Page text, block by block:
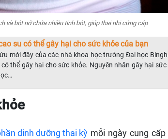
và bột nở chứa nhiều tinh bột, giúp thai nhi cứng cáp
su có thể gây hại cho sức khỏe của bạn
mới đây của các nhà khoa học trường Đại học
thể gây hại cho sức khỏe. Nguyên nhân gây hại
dinh dưỡng thai kỳ mỗi ngày cung